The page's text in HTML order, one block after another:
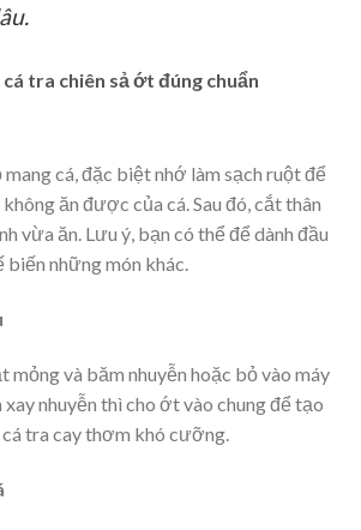
cá tra chiên sả ớt đúng chuẩn
cá, đặc biệt nhớ làm sạch ruột để
ăn được của cá. Sau đó, cắt thân
vừa ăn. Lưu ý, bạn có thể để dành đầu
biến những món khác.
mỏng và băm nhuyễn hoặc bỏ vào máy
xay nhuyễn thì cho ớt vào chung để tạo
tra cay thơm khó cưỡng.